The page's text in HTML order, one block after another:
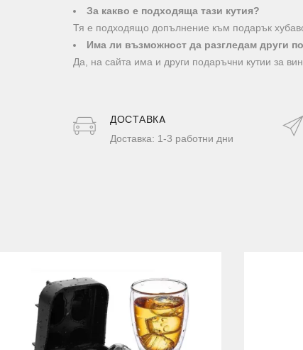
За какво е подходяща тази кутия?
Тя е подходящо допълнение към подарък
Има ли възможност да разгледам други
Да, на сайта има и други подаръчни кутии за
ДОСТАВКA
Доставка: 1-3 работни дни